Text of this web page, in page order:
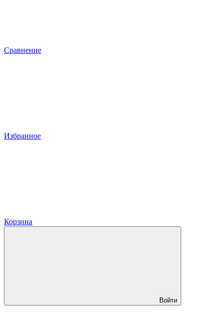
Сравнение
Избранное
Корзина
Войти